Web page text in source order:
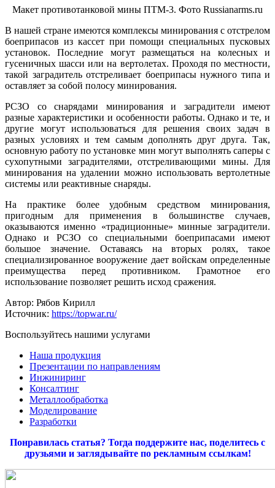
Макет противотанковой мины ПТМ-3. Фото Russianarms.ru
В нашей стране имеются комплексы минирования с отстрелом
боеприпасов из кассет при помощи специальных пусковых
установок. Последние могут размещаться на колесных и
гусеничных шасси или на вертолетах. Проходя по местности,
такой заградитель отстреливает боеприпасы нужного типа и
оставляет за собой полосу минирования.
РСЗО со снарядами минирования и заградители имеют
разные характеристики и особенности работы. Однако и те, и
другие могут использоваться для решения своих задач в
разных условиях и тем самым дополнять друг друга. Так,
основную работу по установке мин могут выполнять саперы с
сухопутными заградителями, отстреливающими мины. Для
минирования на удалении можно использовать вертолетные
системы или реактивные снаряды.
На практике более удобным средством минирования,
пригодным для применения в большинстве случаев,
оказываются именно «традиционные» минные заградители.
Однако и РСЗО со специальными боеприпасами имеют
большое значение. Оставаясь на вторых ролях, такое
специализированное вооружение дает войскам определенные
преимущества перед противником. Грамотное его
использование позволяет решить исход сражения.
Автор: Рябов Кирилл
Источник: https://topwar.ru/
Воспользуйтесь нашими услугами
Наша продукция
Презентации по направлениям
Инжиниринг
Консалтинг
Металлообработка
Моделирование
Разработки
Понравилась статья? Тогда поддержите нас, поделитесь с
друзьями и заглядывайте по рекламным ссылкам!